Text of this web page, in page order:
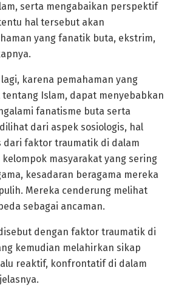
serta mengabaikan perspektif
hal tersebut akan
yang fanatik buta, ekstrim,
karena pemahaman yang
Islam, dapat menyebabkan
fanatisme buta serta
dari aspek sosiologis, hal
faktor traumatik di dalam
kelompok masyarakat yang sering
kesadaran beragama mereka
Mereka cenderung melihat
sebagai ancaman.
dengan faktor traumatik di
kemudian melahirkan sikap
reaktif, konfrontatif di dalam